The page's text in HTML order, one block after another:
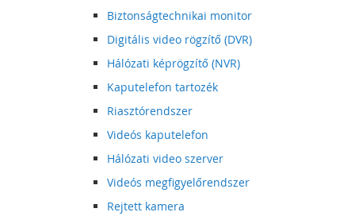
Biztonságtechnikai monitor
Digitális video rögzítő (DVR)
Hálózati képrögzítő (NVR)
Kaputelefon tartozék
Riasztórendszer
Videós kaputelefon
Hálózati video szerver
Videós megfigyelőrendszer
Rejtett kamera